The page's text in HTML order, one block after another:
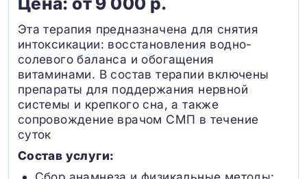
Эта терапия предназначена для снятия
интоксикации: восстановления водно-
солевого баланса и обогащения
витаминами. В состав терапии включены
препараты для поддержания нервной
системы и крепкого сна, а также
сопровождение врачом СМП в течение
суток
Состав услуги: